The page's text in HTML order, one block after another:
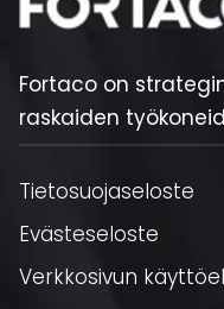
Fortaco on
raskaiden
Tietosuojaseloste
Evästeseloste
Verkkosivun